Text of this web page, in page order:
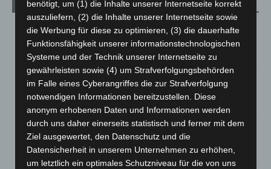
Aktuelle Beiträge
Kunst trifft Weingenuss: Barbara-Susann Mehring zeigt ihre
Werke im Jacques’ Wein-Depot Isernhagen
8. August 2026
A2: Zweite Turbobaustelle startet zwischen Hannover-West
und Bothfeld
8. August 2026
Niedersachsen: Feuerwehrkräfte kehren nach
Waldbrandeinsatz aus Spanien zurück
7. August 2026
benötigt, um (1) die Inhalte unserer Internetseite korrekt
auszuliefern, (2) die Inhalte unserer Internetseite sowie
die Werbung für diese zu optimieren, (3) die dauerhafte
Funktionsfähigkeit unserer informationstechnologischen
Systeme und der Technik unserer Internetseite zu
gewährleisten sowie (4) um Strafverfolgungsbehörden
im Falle eines Cyberangriffes die zur Strafverfolgung
notwendigen Informationen bereitzustellen. Diese
anonym erhobenen Daten und Informationen werden
durch uns daher einerseits statistisch und ferner mit dem
Ziel ausgewertet, den Datenschutz und die
Datensicherheit in unserem Unternehmen zu erhöhen,
um letztlich ein optimales Schutzniveau für die von uns